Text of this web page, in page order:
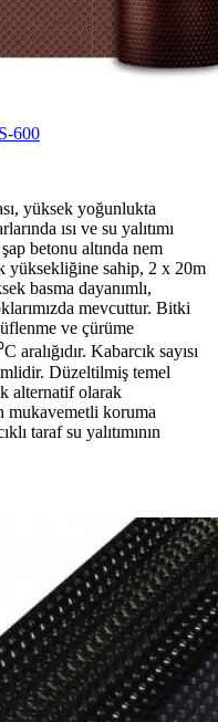
600
yüksek yoğunlukta
ısı ve su yalıtımı
betonu altında nem
yüksekliğine sahip, 2 x 20m
basma dayanımlı,
mevcuttur. Bitki
ve çürüme
aralığıdır. Kabarcık sayısı
Düzeltilmiş temel
alternatif olarak
mukavemetli koruma
taraf su yalıtımının